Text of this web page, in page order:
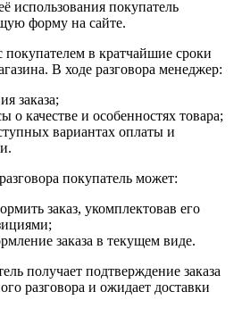
использования покупатель
форму на сайте.
в кратчайшие сроки
В ходе разговора менеджер:
заказа;
о качестве и особенностях товара;
вариантах оплаты и
покупатель может:
заказ, укомплектовав его
заказа в текущем виде.
получает подтверждение заказа
разговора и ожидает доставки